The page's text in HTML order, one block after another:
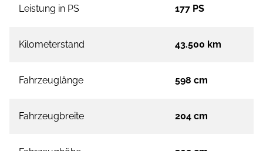
Leistung in PS 177 PS
Kilometerstand 43.500 km
Fahrzeuglänge 598 cm
Fahrzeugbreite 204 cm